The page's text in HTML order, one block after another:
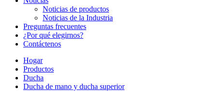
Noticias de productos
Noticias de la Industria
Preguntas frecuentes
¿Por qué elegirnos?
Contáctenos
Hogar
Productos
Ducha
Ducha de mano y ducha superior